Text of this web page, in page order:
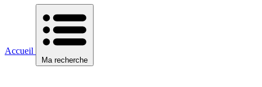
Accueil
Ma recherche